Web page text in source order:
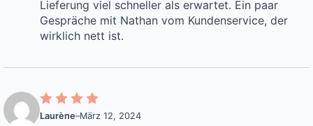
Lieferung viel schneller als erwartet. Ein paar
Gespräche mit Nathan vom Kundenservice, der
wirklich nett ist.
Laurène–März 12, 2024